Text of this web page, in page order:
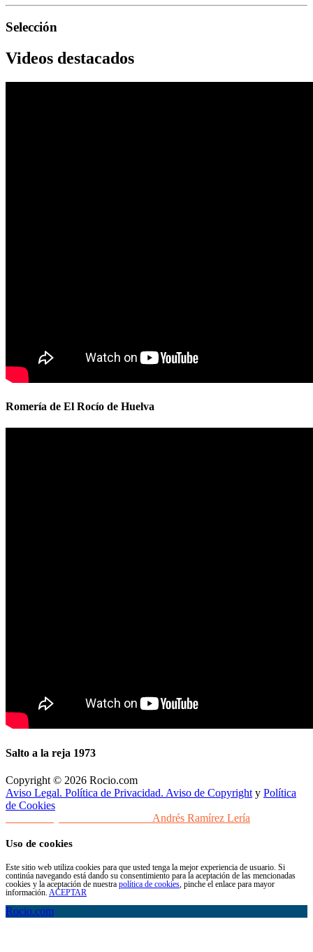
Selección
Videos destacados
Romería de El Rocío de Huelva
Salto a la reja 1973
Copyright © 2026 Rocio.com
Aviso Legal. Política de Privacidad. Aviso de Copyright y Política
de Cookies
Andrés Ramírez Lería
Uso de cookies
Este sitio web utiliza cookies para que usted tenga la mejor experiencia de usuario. Si
continúa navegando está dando su consentimiento para la aceptación de las mencionadas
cookies y la aceptación de nuestra política de cookies , pinche el enlace para mayor
información. ACEPTAR
Rocio.com